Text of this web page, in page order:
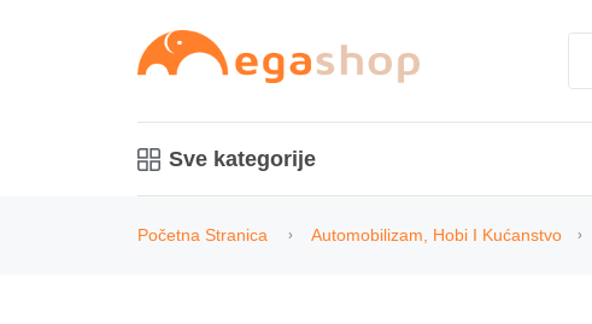
Sve kategorije
Početna Stranica Automobilizam, Hobi I Kućanstvo